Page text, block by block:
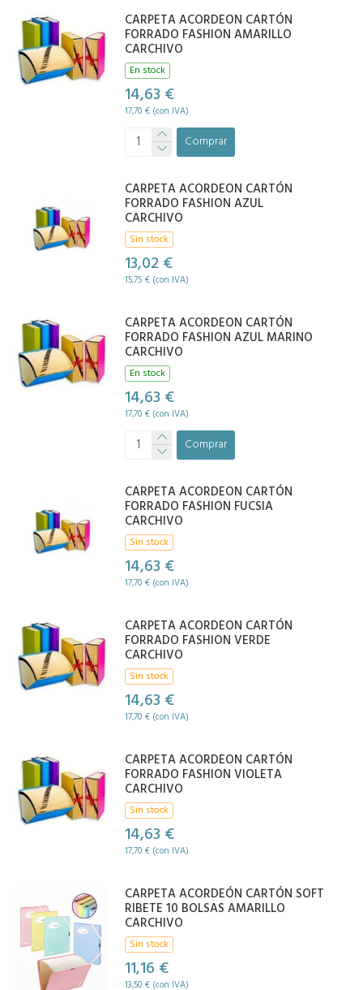
CARPETA ACORDEON CARTÓN
FORRADO FASHION AMARILLO
CARCHIVO
En stock
14,63 €
17,70 € (con IVA)
Comprar
CARPETA ACORDEON CARTÓN
FORRADO FASHION AZUL
CARCHIVO
Sin stock
13,02 €
15,75 € (con IVA)
CARPETA ACORDEON CARTÓN
FORRADO FASHION AZUL MARINO
CARCHIVO
En stock
14,63 €
17,70 € (con IVA)
Comprar
CARPETA ACORDEON CARTÓN
FORRADO FASHION FUCSIA
CARCHIVO
Sin stock
14,63 €
17,70 € (con IVA)
CARPETA ACORDEON CARTÓN
FORRADO FASHION VERDE
CARCHIVO
Sin stock
14,63 €
17,70 € (con IVA)
CARPETA ACORDEON CARTÓN
FORRADO FASHION VIOLETA
CARCHIVO
Sin stock
14,63 €
17,70 € (con IVA)
CARPETA ACORDEÓN CARTÓN SOFT
RIBETE 10 BOLSAS AMARILLO
CARCHIVO
Sin stock
11,16 €
13,50 € (con IVA)